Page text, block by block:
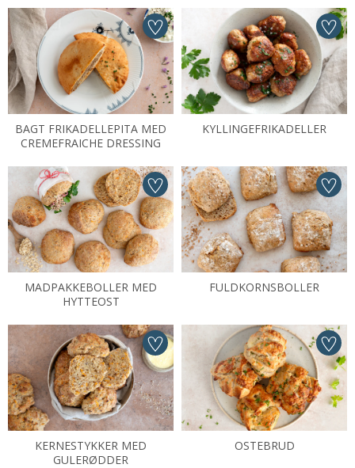
BAGT FRIKADELLEPITA MED
CREMEFRAICHE DRESSING
KYLLINGEFRIKADELLER
MADPAKKEBOLLER MED
HYTTEOST
FULDKORNSBOLLER
KERNESTYKKER MED
GULERØDDER
OSTEBRUD